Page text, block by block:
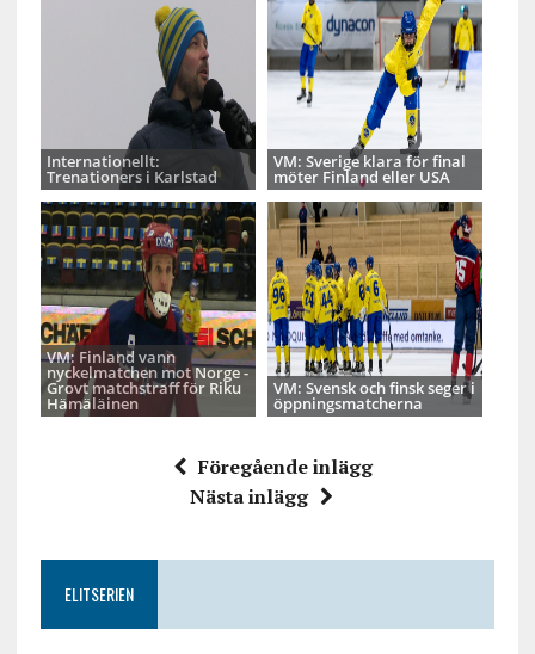
Internationellt:
Trenationers i Karlstad
VM: Sverige klara för final
möter Finland eller USA
VM: Finland vann
nyckelmatchen mot Norge -
Grovt matchstraff för Riku
Hämäläinen
VM: Svensk och finsk seger i
öppningsmatcherna
Föregående inlägg
Nästa inlägg
ELITSERIEN